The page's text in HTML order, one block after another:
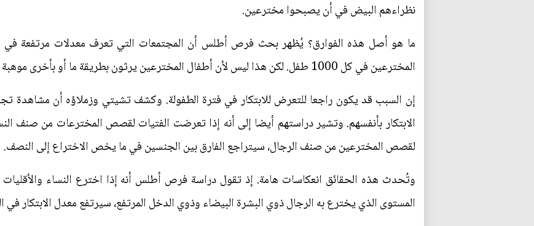
نظراءهم البيض في أن يصبحوا مخترعين.
ما هو أصل هذه الفوارق؟ يُظهر بحث فرص أطلس أن المجتمعات التي تعرف معدلات مرتفعة في
المخترعين في كل 1000 طفل. لكن هذا ليس لأن أطفال المخترعين يرثون بطريقة ما أو بأخرى موهبة الاختراع.
إن السبب قد يكون راجعا للتعرض للابتكار في فترة الطفولة. وكشف تشيتي وزملاؤه أن مشاهدة
الابتكار بأنفسهم. وتشير دراستهم أيضا إلى أنه إذا تعرضت الفتيات لقصص المخترعات من صنف
لقصص المخترعين من صنف الرجال، سيتراجع الفارق بين الجنسين في ما يخص الاختراع إلى النصف.
وتُحدث هذه الحقائق انعكاسات هامة. إذ تقول دراسة فرص أطلس أنه إذا اخترع النساء
المستوى الذي يخترع به الرجال ذوي البشرة البيضاء وذوي الدخل المرتفع، سيرتفع معدل الابتكار في